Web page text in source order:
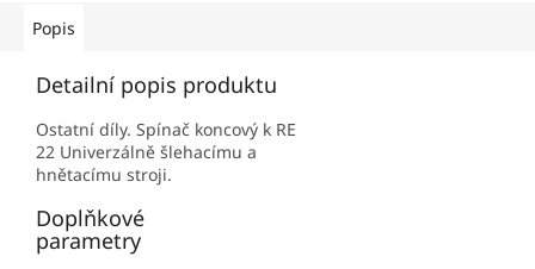
Popis
Detailní popis produktu
Ostatní díly. Spínač koncový k RE
22 Univerzálně šlehacímu a
hnětacímu stroji.
Doplňkové
parametry